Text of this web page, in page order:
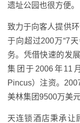
遗址公园也很方便。
致力于向客人提供
于向超过200万“7
务。凭借快速的发
集团于2006年11
Pincus）注资。
美林集团9500万美元
天连锁酒店秉承让